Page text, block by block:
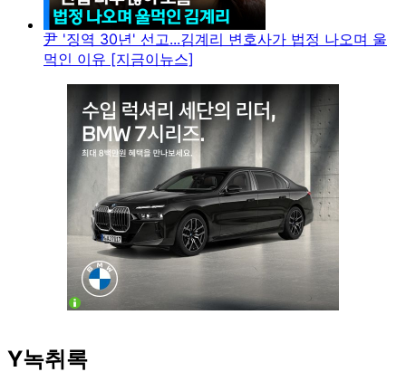
尹 '징역 30년' 선고...김계리 변호사가 법정 나오며 울
먹인 이유 [지금이뉴스]
Y녹취록